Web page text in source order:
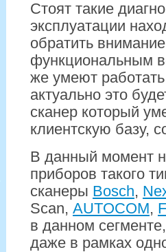
Стоят такие
эксплуатации
обратить
функциональным
же умеют
актуально это
сканер который
клиентскую базу,
В данный момент
приборов такого
сканеры Bosch,
Scan, AUTOCOM,
в данном
даже в рамках